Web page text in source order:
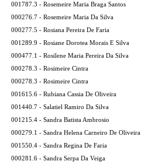
001787.3 - Rosemeire Maria Braga Santos
000276.7 - Rosemeire Maria Da Silva
000277.5 - Rosiana Pereira De Faria
001289.9 - Rosiane Dorotea Morais E Silva
000477.1 - Rosilene Maria Pereira Da Silva
000278.3 - Rosimeire Cintra
000278.3 - Rosimeire Cintra
001615.6 - Rubiana Cassia De Oliveira
001440.7 - Salatiel Ramiro Da Silva
001215.4 - Sandra Batista Ambrosio
000279.1 - Sandra Helena Carneiro De Oliveira
001550.4 - Sandra Regina De Faria
000281.6 - Sandra Serpa Da Veiga